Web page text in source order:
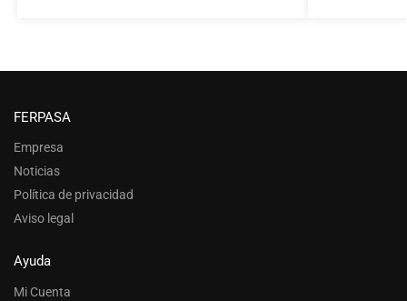
FERPASA
Empresa
Noticias
Política de privacidad
Aviso legal
Ayuda
Mi Cuenta